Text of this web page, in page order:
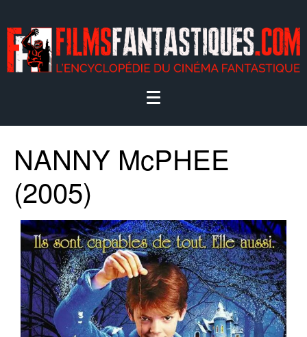
NANNY McPHEE
(2005)